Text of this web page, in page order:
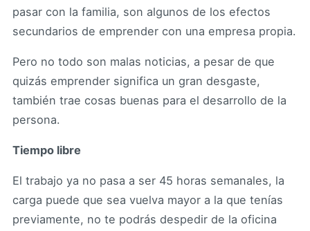
pasar con la familia, son algunos de los efectos
secundarios de emprender con una empresa propia.
Pero no todo son malas noticias, a pesar de que
quizás emprender significa un gran desgaste,
también trae cosas buenas para el desarrollo de la
persona.
Tiempo libre
El trabajo ya no pasa a ser 45 horas semanales, la
carga puede que sea vuelva mayor a la que tenías
previamente, no te podrás despedir de la oficina